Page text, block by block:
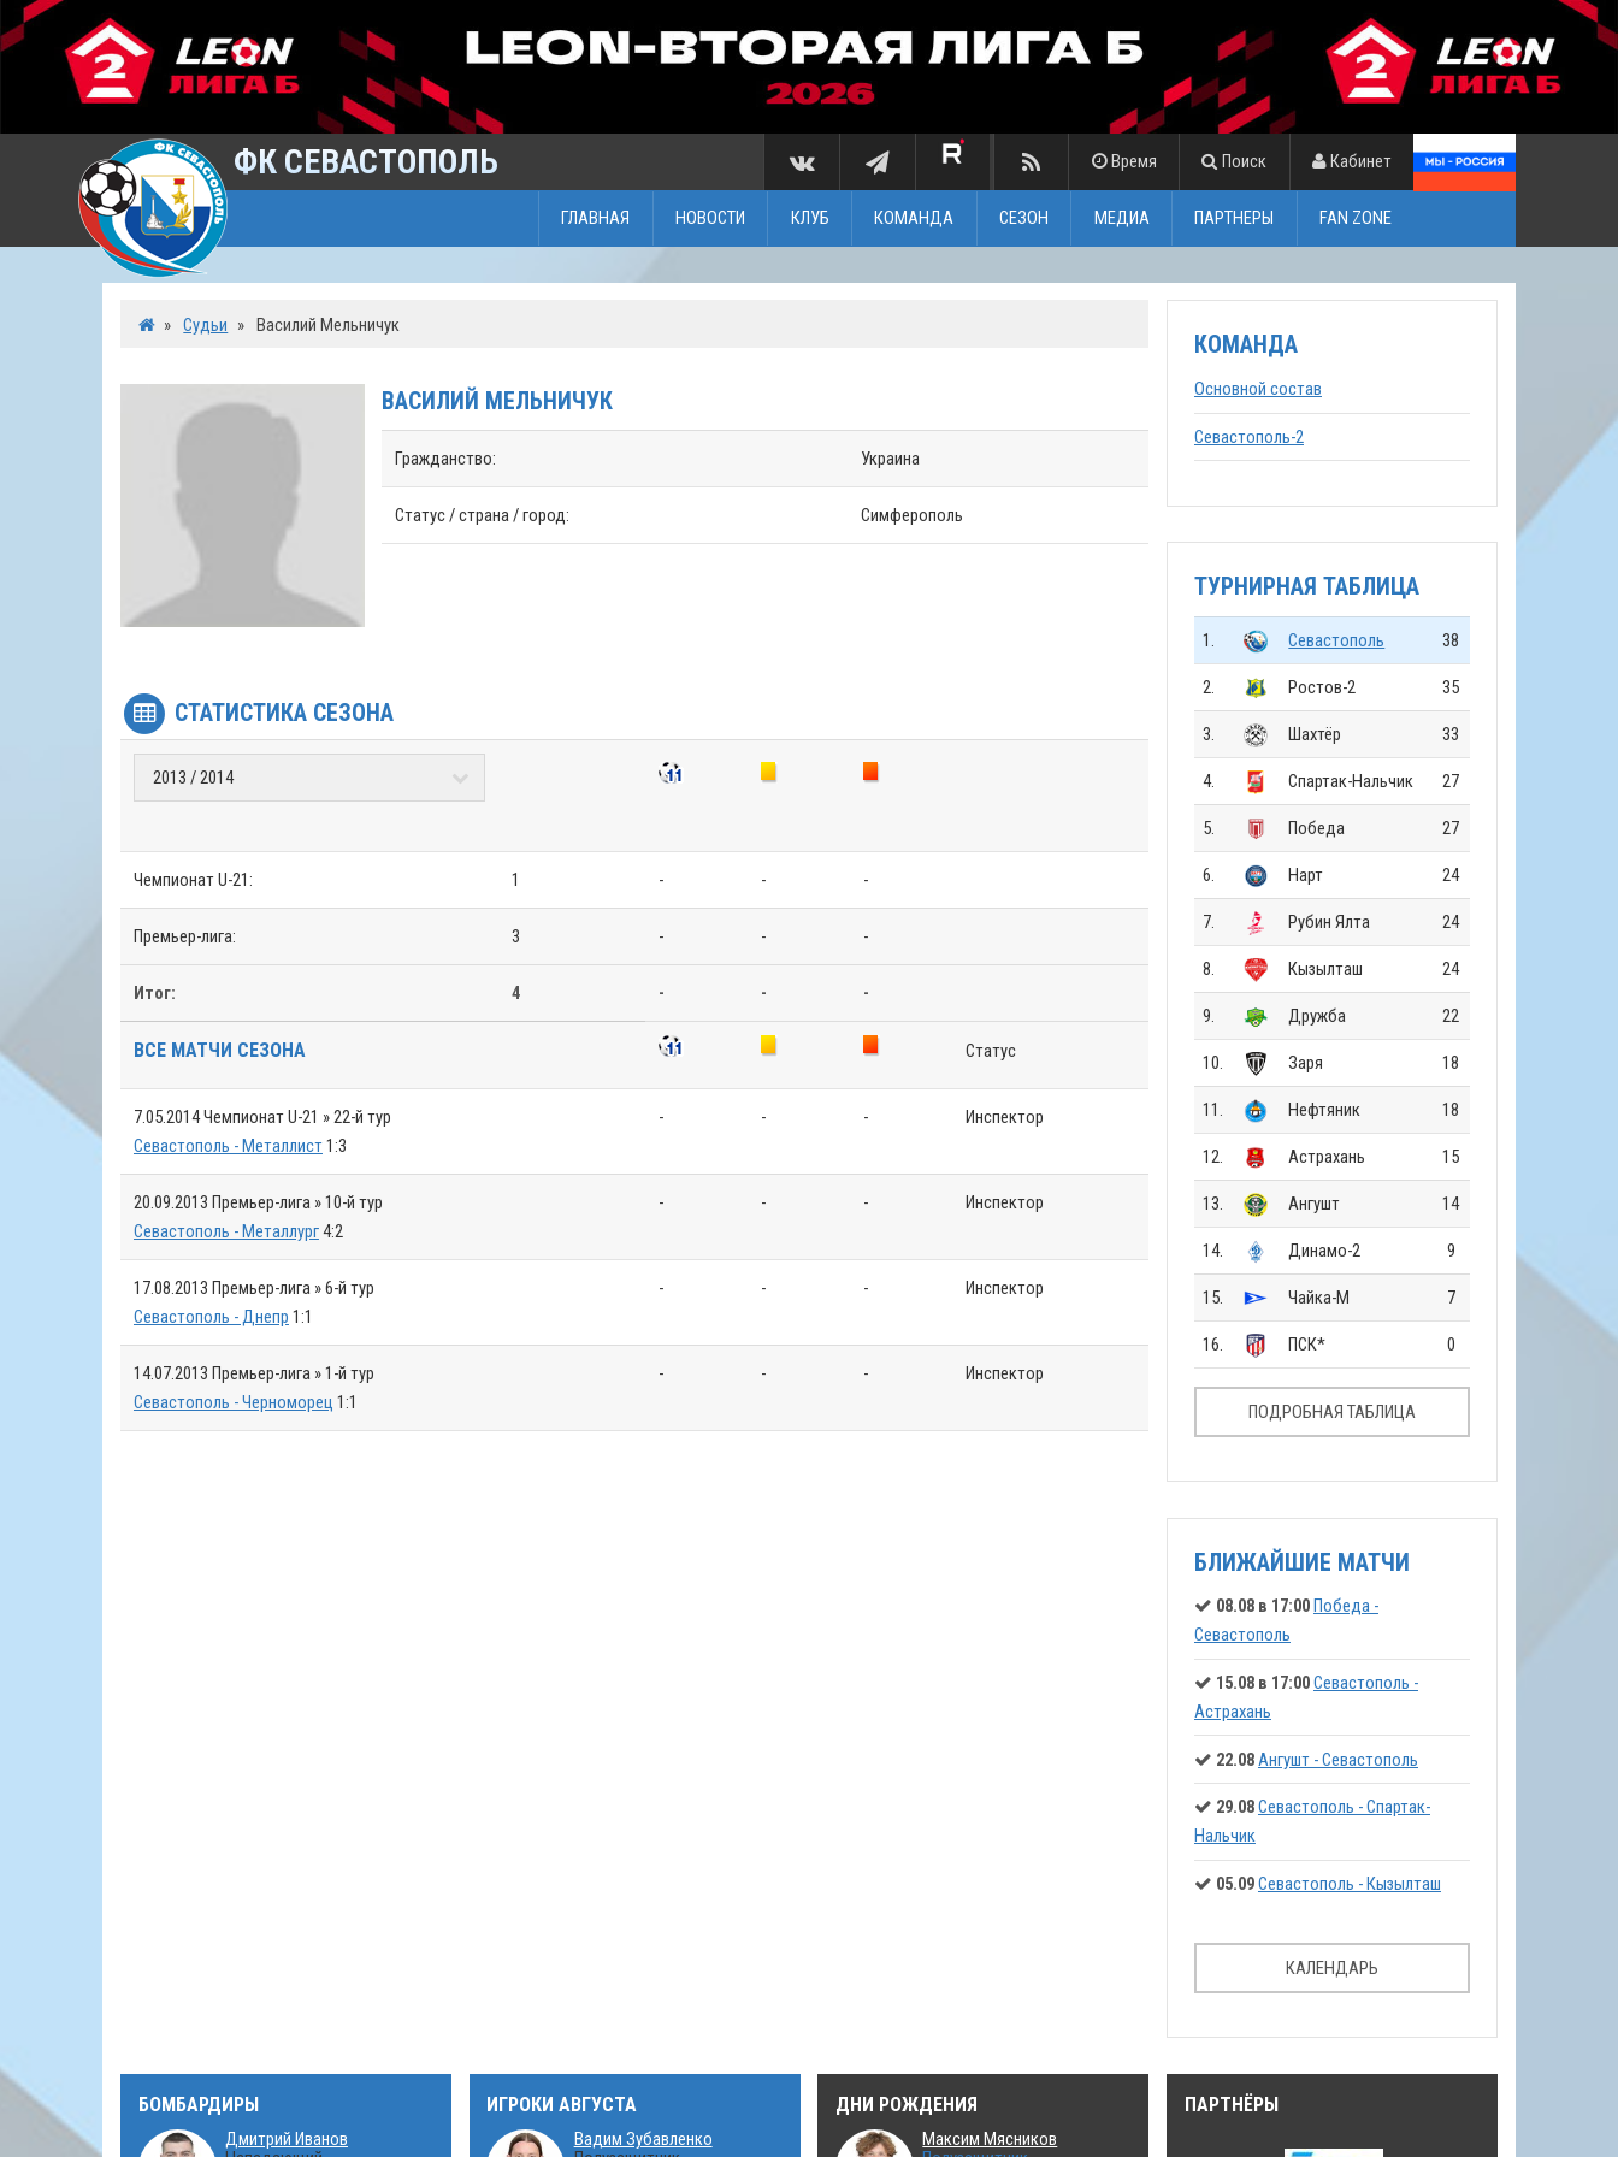
ФК СЕВАСТОПОЛЬ Время Поиск Кабинет
ГЛАВНАЯ НОВОСТИ КЛУБ КОМАНДА СЕЗОН МЕДИА ПАРТНЕРЫ FAN ZONE
» Судьи » Василий Мельничук
ВАСИЛИЙ МЕЛЬНИЧУК
Гражданство: Украина
Статус / страна / город: Симферополь
СТАТИСТИКА СЕЗОНА
Чемпионат U-21: 1 - - -
Премьер-лига: 3 - - -
Итог: 4 - - -
ВСЕ МАТЧИ СЕЗОНА Статус
7.05.2014Чемпионат U-21 » 22-й тур
Севастополь - Металлист1:3
- - - Инспектор
20.09.2013 Премьер-лига » 10-й тур
Севастополь - Металлург4:2
- - - Инспектор
17.08.2013 Премьер-лига » 6-й тур
Севастополь - Днепр 1:1
- - - Инспектор
14.07.2013 Премьер-лига » 1-й тур
Севастополь - Черноморец 1:1
- - - Инспектор
КОМАНДА
Основной состав
Севастополь-2
ТУРНИРНАЯ ТАБЛИЦА
1. Севастополь 38
2. Ростов-2 35
3. Шахтёр 33
4. Спартак-Нальчик 27
5. Победа 27
6. Нарт 24
7. Рубин Ялта 24
8. Кызылташ 24
9. Дружба 22
10. Заря 18
11. Нефтяник 18
12. Астрахань 15
13. Ангушт 14
14. Динамо-2 9
15. Чайка-М 7
16. ПСК* 0
ПОДРОБНАЯ ТАБЛИЦА
БЛИЖАЙШИЕ МАТЧИ
08.08 в 17:00 Победа -
Севастополь
15.08 в 17:00Севастополь -
Астрахань
22.08Ангушт - Севастополь
29.08Севастополь - Спартак-
Нальчик
05.09Севастополь - Кызылташ
КАЛЕНДАРЬ
БОМБАРДИРЫ
Дмитрий Иванов
ИГРОКИ АВГУСТА
Вадим Зубавленко
ДНИ РОЖДЕНИЯ
Максим Мясников
ПАРТНЁРЫ